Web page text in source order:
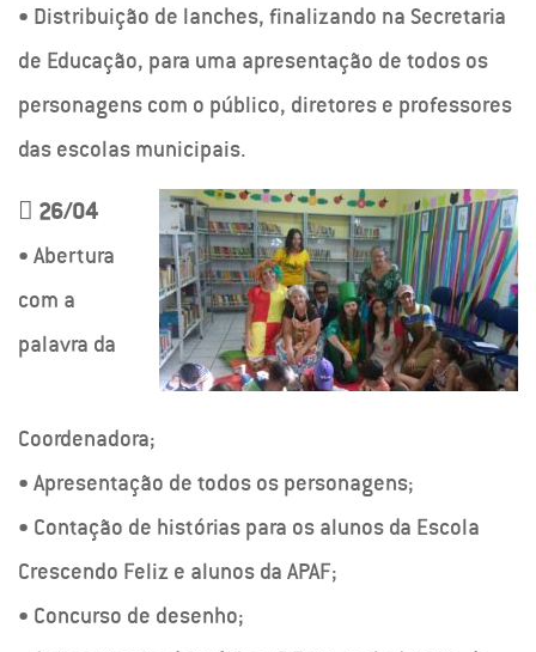
• Distribuição de lanches, finalizando na Secretaria
de Educação, para uma apresentação de todos os
personagens com o público, diretores e professores
das escolas municipais.
 26/04
• Abertura
com a
palavra da
Coordenadora;
• Apresentação de todos os personagens;
• Contação de histórias para os alunos da Escola
Crescendo Feliz e alunos da APAF;
• Concurso de desenho;